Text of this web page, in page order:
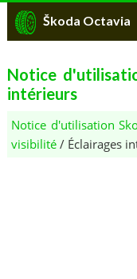
Škoda Octavia
Notice
intérieurs
Notice d'utilisation
visibilité/ Éclairages